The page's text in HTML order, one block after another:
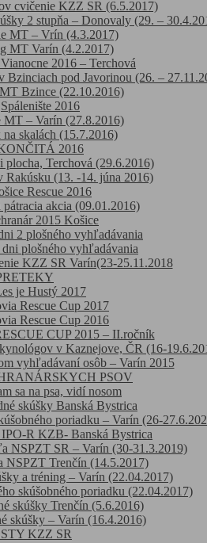
cvičenie KZZ SR (6.5.2017)
2 stupňa – Donovaly (29. –
MT – Vrín (4.3.2017)
MT Varín (4.2.2017)
2016 – Terchová
Bzinciach pod Javorinou (26. –
Bzince (22.10.2016)
Spálenište 2016
MT – Varín (27.8.2016)
skalách (15.7.2016)
2016
plocha, Terchová (29.6.2016)
(13. -14. júna 2016)
Rescue 2016
pátracia akcia (09.01.2016)
2015 Košice
2 plošného vyhľadávania
plošného vyhľadávania
KZZ SR Varín(23-25.11.2018
je Hustý 2017
Rescue Cup 2017
Rescue Cup 2016
CUP 2015 – II.ročník
v Kaznejove, ČR (16-
vyhľadávaní osôb – Varín 2015
PSOV
sa na psa, vidí nosom
skúšky Banská Bystrica
poriadku – Varín (26-
R KZB- Banská Bystrica
NSPZT SR – Varín (30-31.3.2019)
NSPZT Trenčín (14.5.2017)
a tréning – Varín (22.04.2017)
skúšobného poriadku (22.04.2017)
skúšky Trenčín (5.6.2016)
skúšky – Varín (16.4.2016)
KZZ SR